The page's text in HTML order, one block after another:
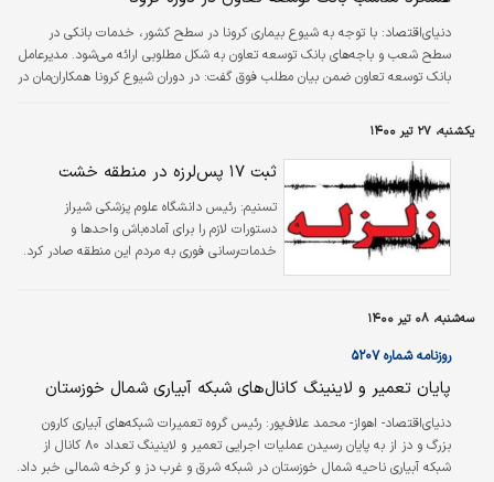
دنیای‌اقتصاد: با توجه به شیوع بیماری کرونا در سطح کشور، خدمات بانکی در
سطح شعب و باجه‌های بانک توسعه تعاون به شکل مطلوبی ارائه می‌شود. مدیرعامل
بانک توسعه تعاون ضمن بیان مطلب فوق گفت: در دوران شیوع کرونا همکاران‌مان در
به مشتریان خدمات‌رسانی کردند. حجت‌اله مهدیان افزود: زیر‌ساخت‌های فنی بانک
به گونه‌ای طراحی شده است که بخش زیادی از خدمات بانک ‌قابلیت ارائه بدون
حضور مشتری در شعبه را دارد. وی همچنین با اشاره به ۲۶هزار…
یکشنبه، ۲۷ تیر ۱۴۰۰
ثبت ۱۷ پس‌لرزه در منطقه خشت
تسنیم: رئیس دانشگاه علوم پزشکی شیراز
دستورات لازم را برای آماده‌باش واحدها و
خدمات‌رسانی فوری به مردم این منطقه صادر کرد.
سه‌شنبه، ۰۸ تیر ۱۴۰۰
روزنامه شماره ۵۲۰۷
پایان تعمیر و لاینینگ کانال‌های شبکه آبیاری شمال خوزستان
دنیای‌اقتصاد- اهواز- محمد علاف‌پور: رئیس گروه تعمیرات شبکه‌های آبیاری کارون
بزرگ و دز از به پایان رسیدن عملیات اجرایی تعمیر و لاینینگ تعداد ۸۰ کانال از
شبکه آبیاری ناحیه شمال خوزستان در شبکه شرق و غرب دز و کرخه شمالی خبر داد.